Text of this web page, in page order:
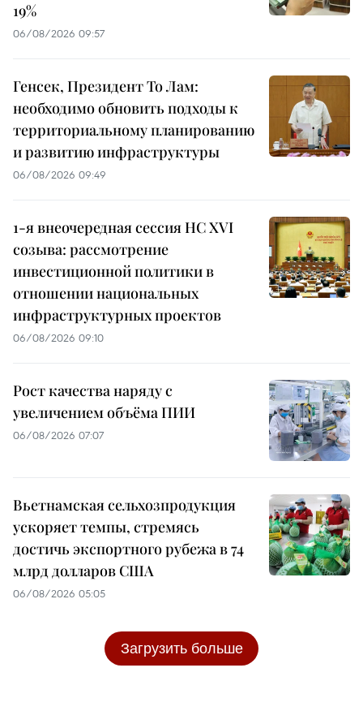
19%
06/08/2026 09:57
Генсек, Президент То Лам:
необходимо обновить подходы к
территориальному планированию
и развитию инфраструктуры
06/08/2026 09:49
1-я внеочередная сессия НС XVI
созыва: рассмотрение
инвестиционной политики в
отношении национальных
инфраструктурных проектов
06/08/2026 09:10
Рост качества наряду с
увеличением объёма ПИИ
06/08/2026 07:07
Вьетнамская сельхозпродукция
ускоряет темпы, стремясь
достичь экспортного рубежа в 74
млрд долларов США
06/08/2026 05:05
Загрузить больше